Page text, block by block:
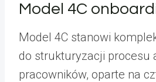
Model 4C
Model 4C stanowi
do strukturyzacji procesu
pracowników, oparte na